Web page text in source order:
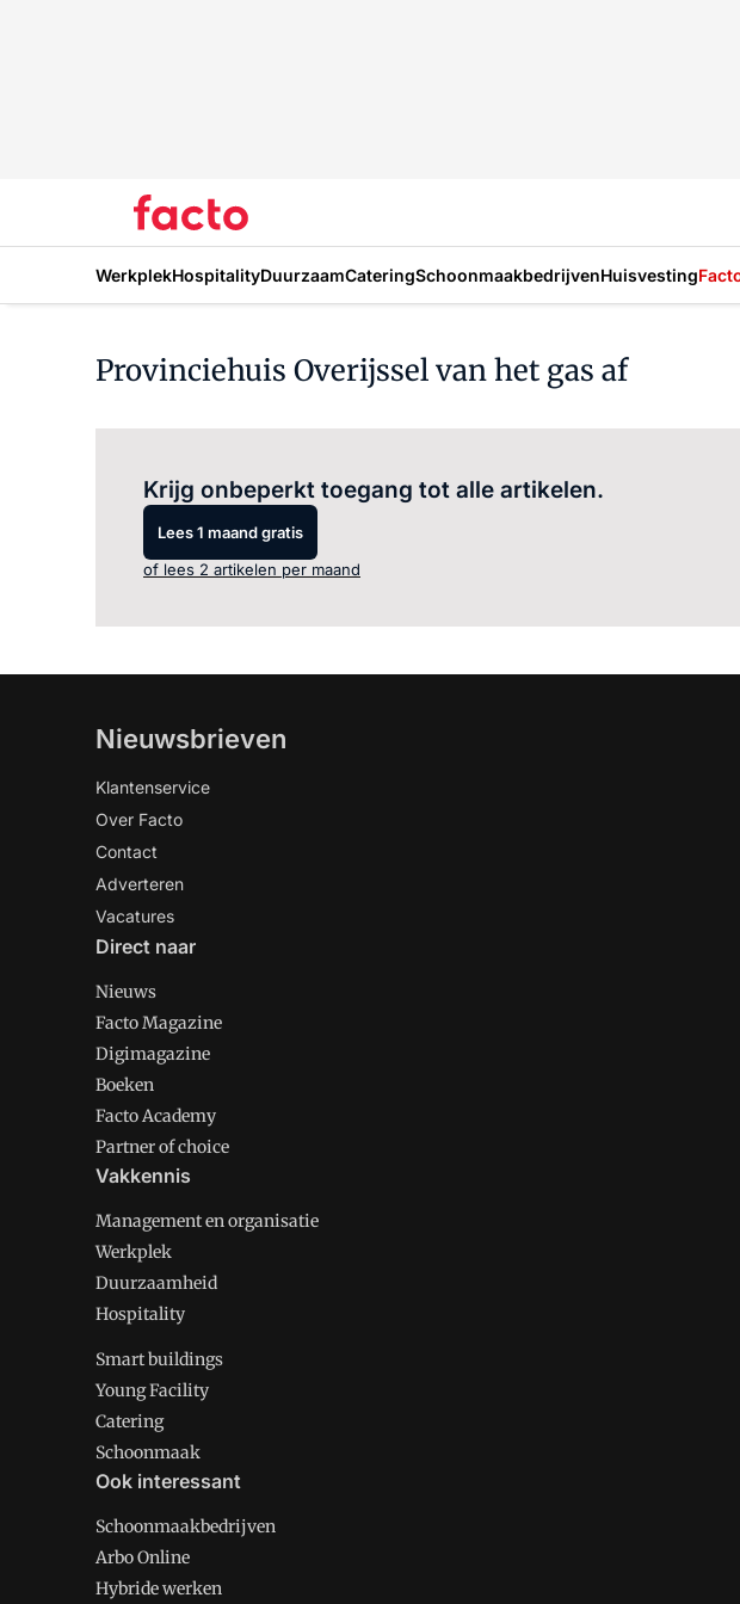
WerkplekHospitalityDuurzaamCateringSchoonmaakbedrijvenHuisvesting
Provinciehuis Overijssel van het gas af
Krijg onbeperkt toegang tot alle artikelen.
Lees 1 maand gratis
of lees 2 artikelen per maand
Nieuwsbrieven
Klantenservice
Over Facto
Contact
Adverteren
Vacatures
Direct naar
Nieuws
Facto Magazine
Digimagazine
Boeken
Facto Academy
Partner of choice
Vakkennis
Management en organisatie
Werkplek
Duurzaamheid
Hospitality
Smart buildings
Young Facility
Catering
Schoonmaak
Ook interessant
Schoonmaakbedrijven
Arbo Online
Hybride werken